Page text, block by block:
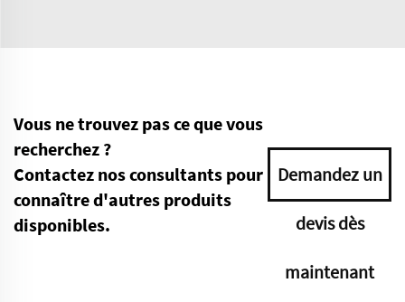
Vous ne trouvez pas ce que vous
recherchez ?
Contactez nos consultants pour
connaître d'autres produits
disponibles.
Demandez un
devis dès
maintenant